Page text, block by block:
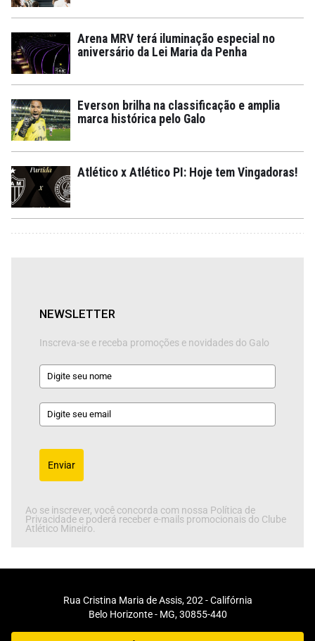
Arena MRV terá iluminação especial no
aniversário da Lei Maria da Penha
Everson brilha na classificação e amplia
marca histórica pelo Galo
Atlético x Atlético PI: Hoje tem Vingadoras!
NEWSLETTER
Inscreva-se e receba promoções e novidades do Galo
Enviar
Ao se inscrever, você concorda com nossa Política de
Privacidade e poderá receber e-mails promocionais do Clube
Atlético Mineiro.
Rua Cristina Maria de Assis, 202 - Califórnia
Belo Horizonte - MG, 30855-440